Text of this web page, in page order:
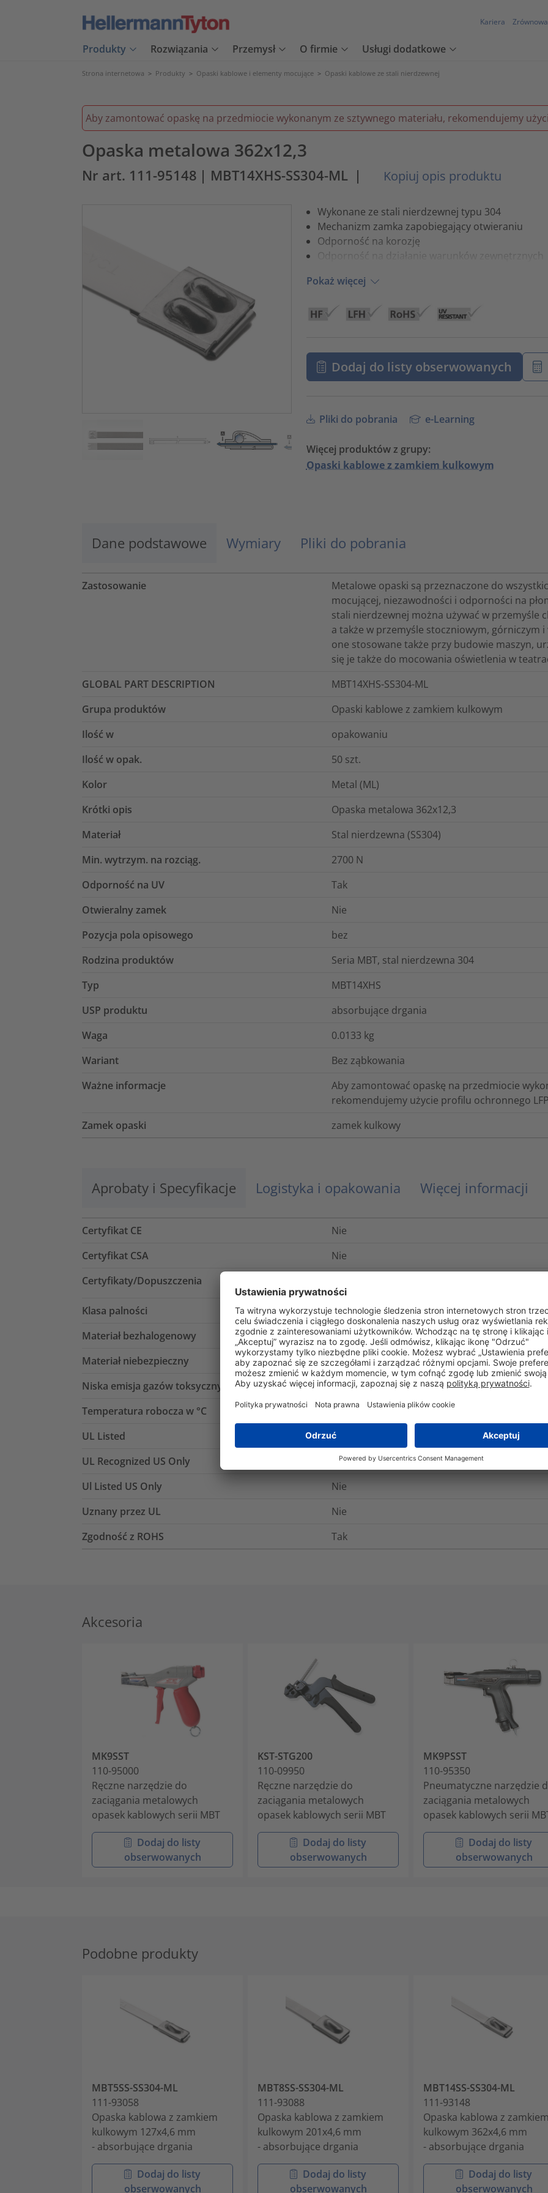
Kariera
Produkty Rozwiązania Przemysł O firmie Usługi dodatkowe
Strona internetowa > Produkty > Opaski kablowe i elementy mocujące > Opaski kablowe ze stali nierdzewnej
Aby zamontować opaskę na przedmiocie wykonanym ze sztywnego materiału, rekomendujemy
Opaska metalowa 362x12,3
Nr art. 111-95148 | MBT14XHS-SS304-ML | Kopiuj opis produktu
Wykonane ze stali nierdzewnej typu 304
Mechanizm zamka zapobiegający otwieraniu
Odporność na korozję
Odporność na działanie warunków zewnętrznych
Pokaż więcej
Dodaj do listy obserwowanych
Pliki do pobrania e-Learning
Więcej produktów z grupy:
Opaski kablowe z zamkiem kulkowym
Dane podstawowe Wymiary Pliki do pobrania
Zastosowanie
Metalowe opaski są przeznaczone do
mocującej, niezawodności i odporności na
stali nierdzewnej można używać w przemyśle
a także w przemyśle stoczniowym, górniczym
one stosowane także przy budowie maszyn,
się je także do mocowania oświetlenia w
GLOBAL PART DESCRIPTION
MBT14XHS-SS304-ML
Grupa produktów
Opaski kablowe z zamkiem kulkowym
Ilość w
opakowaniu
Ilość w opak.
50 szt.
Kolor
Metal (ML)
Krótki opis
Opaska metalowa 362x12,3
Materiał
Stal nierdzewna (SS304)
Min. wytrzym. na rozciąg.
2700 N
Odporność na UV
Tak
Otwieralny zamek
Nie
Pozycja pola opisowego
bez
Rodzina produktów
Seria MBT, stal nierdzewna 304
Typ
MBT14XHS
USP produktu
absorbujące drgania
Waga
0.0133 kg
Wariant
Bez ząbkowania
Ważne informacje
Aby zamontować opaskę na przedmiocie
rekomendujemy użycie profilu ochronnego
Zamek opaski
zamek kulkowy
Aprobaty i Specyfikacje Logistyka i opakowania Więcej informacji
Certyfikat CE
Nie
Certyfikat CSA
Nie
Certyfikaty/Dopuszczenia
Klasa palności
Niepalny
Materiał bezhalogenowy
Tak
Materiał niebezpieczny
Nie
Niska emisja gazów toksycznych (LFH)
Tak
Temperatura robocza w °C
-80°C do +538°C
UL Listed
Nie
UL Recognized US Only
Nie
Ul Listed US Only
Nie
Uznany przez UL
Nie
Zgodność z ROHS
Tak
Akcesoria
MK9SST
110-95000
Ręczne narzędzie do
zaciągania metalowych
opasek kablowych serii MBT
Dodaj do listy
obserwowanych
KST-STG200
110-09950
Ręczne narzędzie do
zaciągania metalowych
opasek kablowych serii MBT
Dodaj do listy
obserwowanych
MK9PSST
110-95350
Pneumatyczne narzędzie
zaciągania metalowych
opasek kablowych serii
Dodaj do listy
obserwowanych
Podobne produkty
MBT5SS-SS304-ML
111-93058
Opaska kablowa z zamkiem
kulkowym 127x4,6 mm
- absorbujące drgania
Dodaj do listy
obserwowanych
MBT8SS-SS304-ML
111-93088
Opaska kablowa z zamkiem
kulkowym 201x4,6 mm
- absorbujące drgania
Dodaj do listy
obserwowanych
MBT14SS-SS304-ML
111-93148
Opaska kablowa z
kulkowym 362x4,6 mm
- absorbujące drgania
Dodaj do listy
obserwowanych